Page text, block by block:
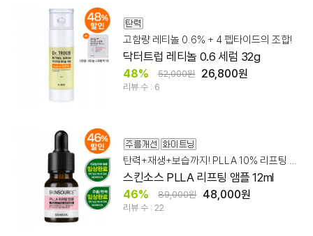
고함량 레티놀 0.6% + 4 펩타이드의 조합!
닥터트럽 레티놀 0.6 세럼 32g
48% 52,000원 26,800원
리뷰 수 : 6
탄력+재생+보습까지! PLLA 10% 리프팅 앰플
스킨소스 PLLA 리프팅 앰플 12ml
46% 89,000원 48,000원
리뷰 수 : 22